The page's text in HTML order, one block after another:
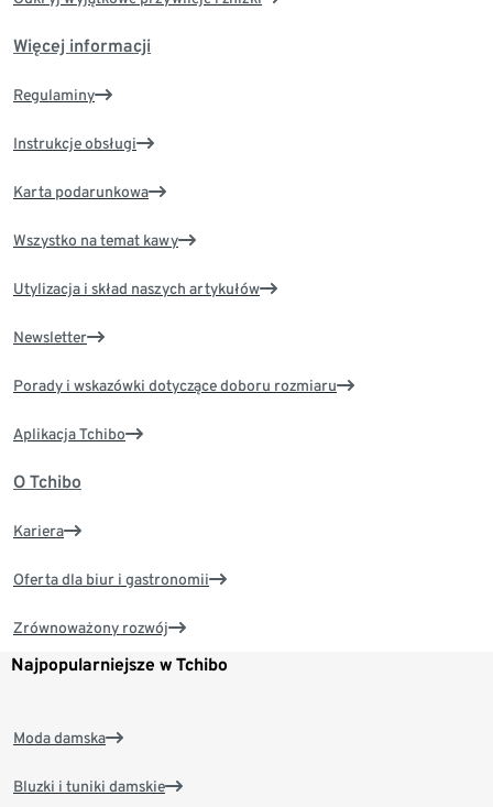
Więcej informacji
Regulaminy
Instrukcje obsługi
Karta podarunkowa
Wszystko na temat kawy
Utylizacja i skład naszych artykułów
Newsletter
Porady i wskazówki dotyczące doboru rozmiaru
Aplikacja Tchibo
O Tchibo
Kariera
Oferta dla biur i gastronomii
Zrównoważony rozwój
Najpopularniejsze w Tchibo
Moda damska
Bluzki i tuniki damskie